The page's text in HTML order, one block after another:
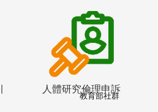
人體研究倫理申訴
教育部社群